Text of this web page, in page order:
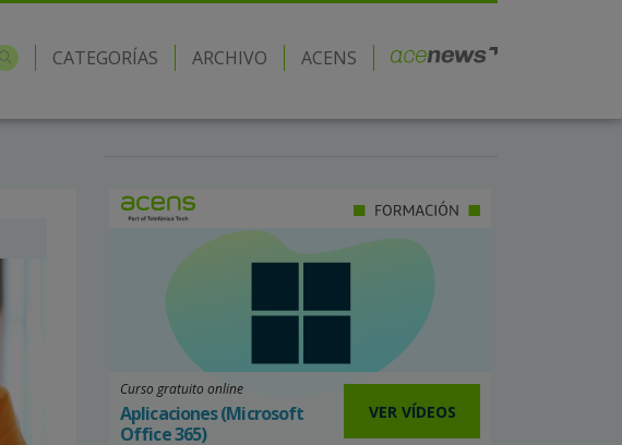
CATEGORÍAS ARCHIVO ACENS
Curso gratuito online
Aplicaciones (Microsoft
Office 365)
VER VÍDEOS